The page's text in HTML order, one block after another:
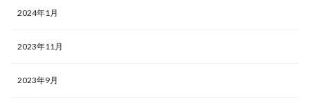
2024年1月
2023年11月
2023年9月